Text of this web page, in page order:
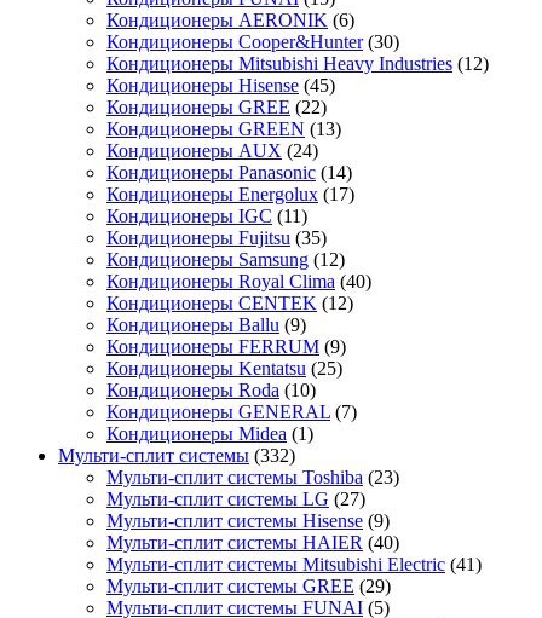
Кондиционеры AERONIK (6)
Кондиционеры Cooper&Hunter (30)
Кондиционеры Mitsubishi Heavy Industries (12)
Кондиционеры Hisense (45)
Кондиционеры GREE (22)
Кондиционеры GREEN (13)
Кондиционеры AUX (24)
Кондиционеры Panasonic (14)
Кондиционеры Energolux (17)
Кондиционеры IGC (11)
Кондиционеры Fujitsu (35)
Кондиционеры Samsung (12)
Кондиционеры Royal Clima (40)
Кондиционеры CENTEK (12)
Кондиционеры Ballu (9)
Кондиционеры FERRUM (9)
Кондиционеры Kentatsu (25)
Кондиционеры Roda (10)
Кондиционеры GENERAL (7)
Кондиционеры Midea (1)
Мульти-сплит системы (332)
Мульти-сплит системы Toshiba (23)
Мульти-сплит системы LG (27)
Мульти-сплит системы Hisense (9)
Мульти-сплит системы HAIER (40)
Мульти-сплит системы Mitsubishi Electric (41)
Мульти-сплит системы GREE (29)
Мульти-сплит системы FUNAI (5)